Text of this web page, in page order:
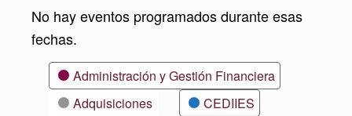
No hay eventos programados durante esas
fechas.
CategoríasAdministración y Gestión Financiera
Adquisiciones
CEDIIES